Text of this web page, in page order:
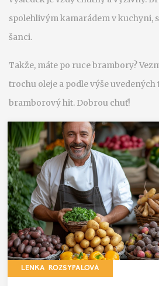
spolehlivým kamarádem v kuchyni,
šanci.
Takže, máte po ruce brambory?
trochu oleje a podle výše
bramborový hit. Dobrou chuť!
LENKA ROZSYPALOVÁ